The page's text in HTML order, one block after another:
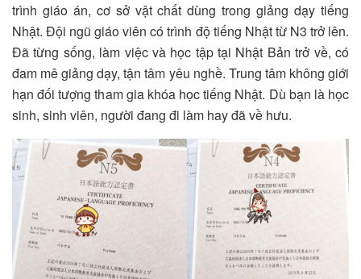
trình giáo án, cơ sở vật chất dùng trong giảng dạy tiếng
Nhật. Đội ngũ giáo viên có trình độ tiếng Nhật từ N3 trở lên.
Đã từng sống, làm việc và học tập tại Nhật Bản trở về, có
đam mê giảng dạy, tận tâm yêu nghề. Trung tâm không giới
hạn đối tượng tham gia khóa học tiếng Nhật. Dù bạn là học
sinh, sinh viên, người đang đi làm hay đã về hưu.